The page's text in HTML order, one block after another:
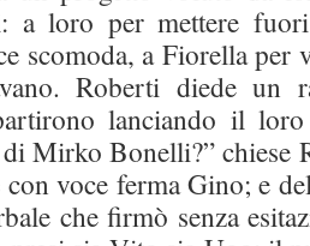
a loro per mettere
scomoda, a Fiorella per
Roberti diede un
lanciando il
Mirko Bonelli?” chiese
voce ferma Gino; e
che firmò senza